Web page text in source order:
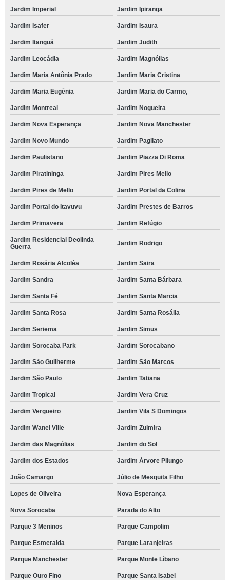
Jardim Imperial Jardim Ipiranga
Jardim Isafer Jardim Isaura
Jardim Itanguá Jardim Judith
Jardim Leocádia Jardim Magnólias
Jardim Maria Antônia Prado Jardim Maria Cristina
Jardim Maria Eugênia Jardim Maria do Carmo,
Jardim Montreal Jardim Nogueira
Jardim Nova Esperança Jardim Nova Manchester
Jardim Novo Mundo Jardim Pagliato
Jardim Paulistano Jardim Piazza Di Roma
Jardim Piratininga Jardim Pires Mello
Jardim Pires de Mello Jardim Portal da Colina
Jardim Portal do Itavuvu Jardim Prestes de Barros
Jardim Primavera Jardim Refúgio
Jardim Residencial Deolinda
Guerra
Jardim Rodrigo
Jardim Rosária Alcoléa Jardim Saira
Jardim Sandra Jardim Santa Bárbara
Jardim Santa Fé Jardim Santa Marcia
Jardim Santa Rosa Jardim Santa Rosália
Jardim Seriema Jardim Simus
Jardim Sorocaba Park Jardim Sorocabano
Jardim São Guilherme Jardim São Marcos
Jardim São Paulo Jardim Tatiana
Jardim Tropical Jardim Vera Cruz
Jardim Vergueiro Jardim Vila S Domingos
Jardim Wanel Ville Jardim Zulmira
Jardim das Magnólias Jardim do Sol
Jardim dos Estados Jardim Árvore Pilungo
João Camargo Júlio de Mesquita Filho
Lopes de Oliveira Nova Esperança
Nova Sorocaba Parada do Alto
Parque 3 Meninos Parque Campolim
Parque Esmeralda Parque Laranjeiras
Parque Manchester Parque Monte Líbano
Parque Ouro Fino Parque Santa Isabel